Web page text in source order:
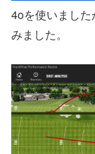
4oを使いまし
みました。